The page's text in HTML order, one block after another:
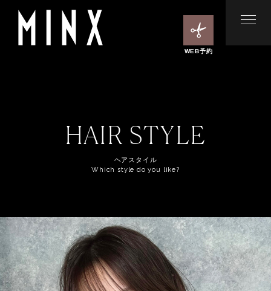
WEB予約
HAIR STYLE
ヘアスタイル
Which style do you like?